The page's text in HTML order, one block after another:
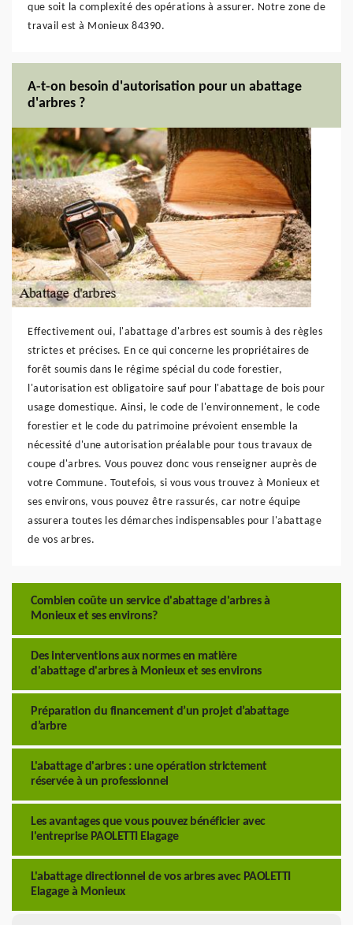
que soit la complexité des opérations à assurer. Notre zone de
travail est à Monieux 84390.
A-t-on besoin d'autorisation pour un abattage
d'arbres ?
Effectivement oui, l'abattage d'arbres est soumis à des règles
strictes et précises. En ce qui concerne les propriétaires de
forêt soumis dans le régime spécial du code forestier,
l'autorisation est obligatoire sauf pour l'abattage de bois pour
usage domestique. Ainsi, le code de l'environnement, le code
forestier et le code du patrimoine prévoient ensemble la
nécessité d'une autorisation préalable pour tous travaux de
coupe d'arbres. Vous pouvez donc vous renseigner auprès de
votre Commune. Toutefois, si vous vous trouvez à Monieux et
ses environs, vous pouvez être rassurés, car notre équipe
assurera toutes les démarches indispensables pour l'abattage
de vos arbres.
Combien coûte un service d'abattage d'arbres à
Monieux et ses environs?
Des interventions aux normes en matière
d'abattage d'arbres à Monieux et ses environs
Préparation du financement d’un projet d’abattage
d’arbre
L'abattage d'arbres : une opération strictement
réservée à un professionnel
Les avantages que vous pouvez bénéficier avec
l'entreprise PAOLETTI Elagage
L'abattage directionnel de vos arbres avec PAOLETTI
Elagage à Monieux